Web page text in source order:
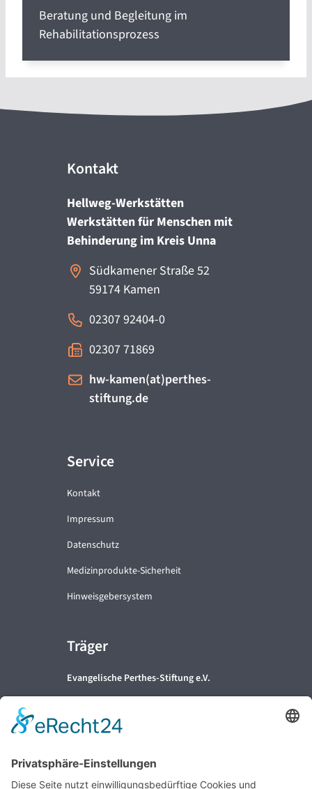
Beratung und Begleitung im
Rehabilitationsprozess
Kontakt
Hellweg-Werkstätten
Werkstätten für Menschen mit
Behinderung im Kreis Unna
Südkamener Straße 52
59174 Kamen
02307 92404-0
02307 71869
hw-kamen(at)perthes-
stiftung.de
Service
Kontakt
Impressum
Datenschutz
Medizinprodukte-Sicherheit
Hinweisgebersystem
Träger
Evangelische Perthes-Stiftung e.V.
Partner